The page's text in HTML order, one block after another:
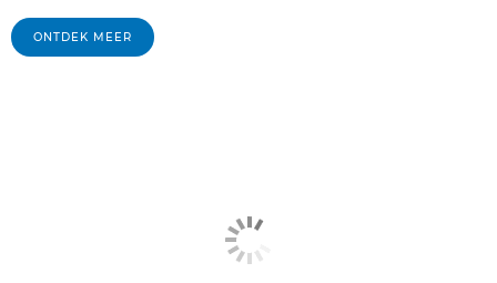
ONTDEK MEER